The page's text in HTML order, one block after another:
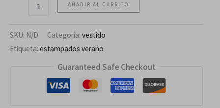
AÑADIR AL CARRITO
SKU: N/D Categoría: vestido
Etiqueta: estampados verano
Guaranteed Safe Checkout